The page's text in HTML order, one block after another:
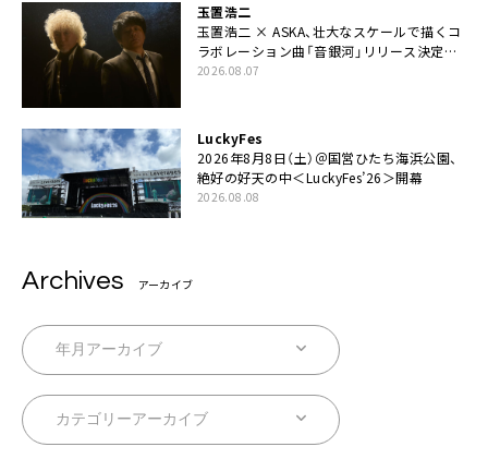
玉置浩二
玉置浩二 × ASKA、壮大なスケールで描くコ
ラボレーション曲「音銀河」リリース決定。
カップリングには新曲「命の宿り」収録も
2026.08.07
LuckyFes
2026年8月8日（土）＠国営ひたち海浜公園、
絶好の好天の中＜LuckyFes’26＞開幕
2026.08.08
Archives アーカイブ